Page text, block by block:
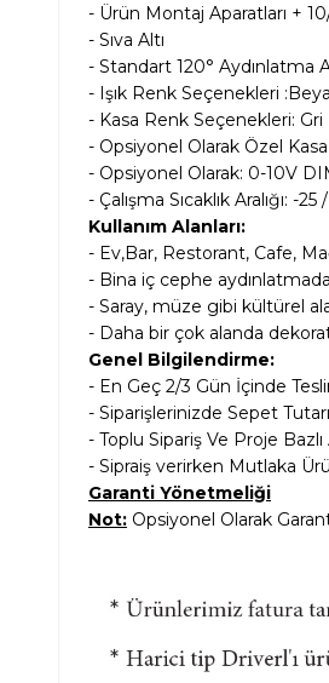
- Ürün Montaj Aparatları +
- Sıva Altı
- Standart 120° Aydınlatma
- Işık Renk Seçenekleri
- Kasa Renk Seçenekleri: Gri
- Opsiyonel Olarak Özel
- Opsiyonel Olarak: 0-10V
- Çalışma Sıcaklık Aralığı: -25
Kullanım Alanları:
- Ev,Bar, Restorant, Cafe,
- Bina iç cephe
- Saray, müze gibi kültürel
- Daha bir çok alanda
Genel Bilgilendirme:
- En Geç 2/3 Gün İçinde
- Siparişlerinizde Sepet
- Toplu Sipariş Ve Proje
- Sipraiş verirken Mutlaka
Garanti Yönetmeliği
Not: Opsiyonel Olarak